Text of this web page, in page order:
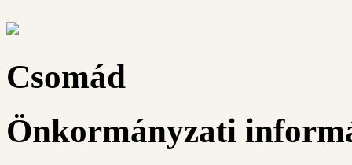
Csomád
Önkormányzati